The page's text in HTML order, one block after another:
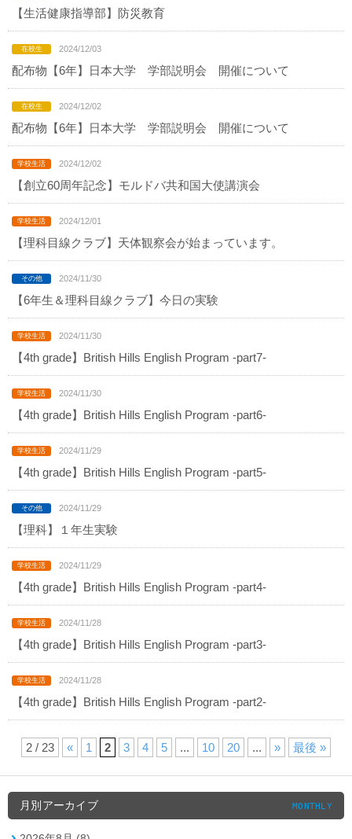
【生活健康指導部】防災教育
2024/12/03
配布物【6年】日本大学 学部説明会 開催について
2024/12/02
配布物【6年】日本大学 学部説明会 開催について
2024/12/02
【創立60周年記念】モルドバ共和国大使講演会
2024/12/01
【理科目線クラブ】天体観察会が始まっています。
2024/11/30
【6年生＆理科目線クラブ】今日の実験
2024/11/30
【4th grade】British Hills English Program -part7-
2024/11/30
【4th grade】British Hills English Program -part6-
2024/11/29
【4th grade】British Hills English Program -part5-
2024/11/29
【理科】１年生実験
2024/11/29
【4th grade】British Hills English Program -part4-
2024/11/28
【4th grade】British Hills English Program -part3-
2024/11/28
【4th grade】British Hills English Program -part2-
2 / 23 « 1 2 3 4 5 ... 10 20 ... » 最後 »
月別アーカイブ MONTHLY